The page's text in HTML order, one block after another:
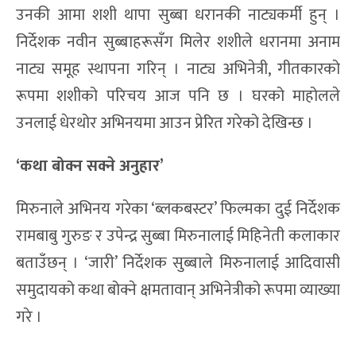
उनकी आमा शशी थापा सुब्बा धरानकी नाट्यकर्मी हुन् ।
निर्देशक नवीन सुब्बाहरूसँग मिलेर शशीले धरानमा अनाम
नाट्य समूह स्थापना गरिन् । नाट्य अभिनेत्री, गीतकारको
रूपमा शशीको परिचय आज पनि छ । घरको माहोलले
उनलाई धेरथोर अभिनयमा आउन प्रेरित गरेको देखिन्छ ।
‘कथा बोक्न सक्ने अनुहार’
मिरुनाले अभिनय गरेका ‘ब्लकबस्टर’ फिल्मका दुई निर्देशक
रामबाबु गुरुङ र उपेन्द्र सुब्बा मिरुनालाई मिहिनेती कलाकार
बताउँछन् । ‘जारी’ निर्देशक सुब्बाले मिरुनालाई आदिवासी
समुदायको कथा बोक्ने क्षमतावान् अभिनेत्रीको रूपमा व्याख्या
गरे ।